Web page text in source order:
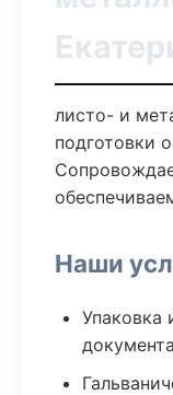
листо- и
подготовки
Наши
Упаковка